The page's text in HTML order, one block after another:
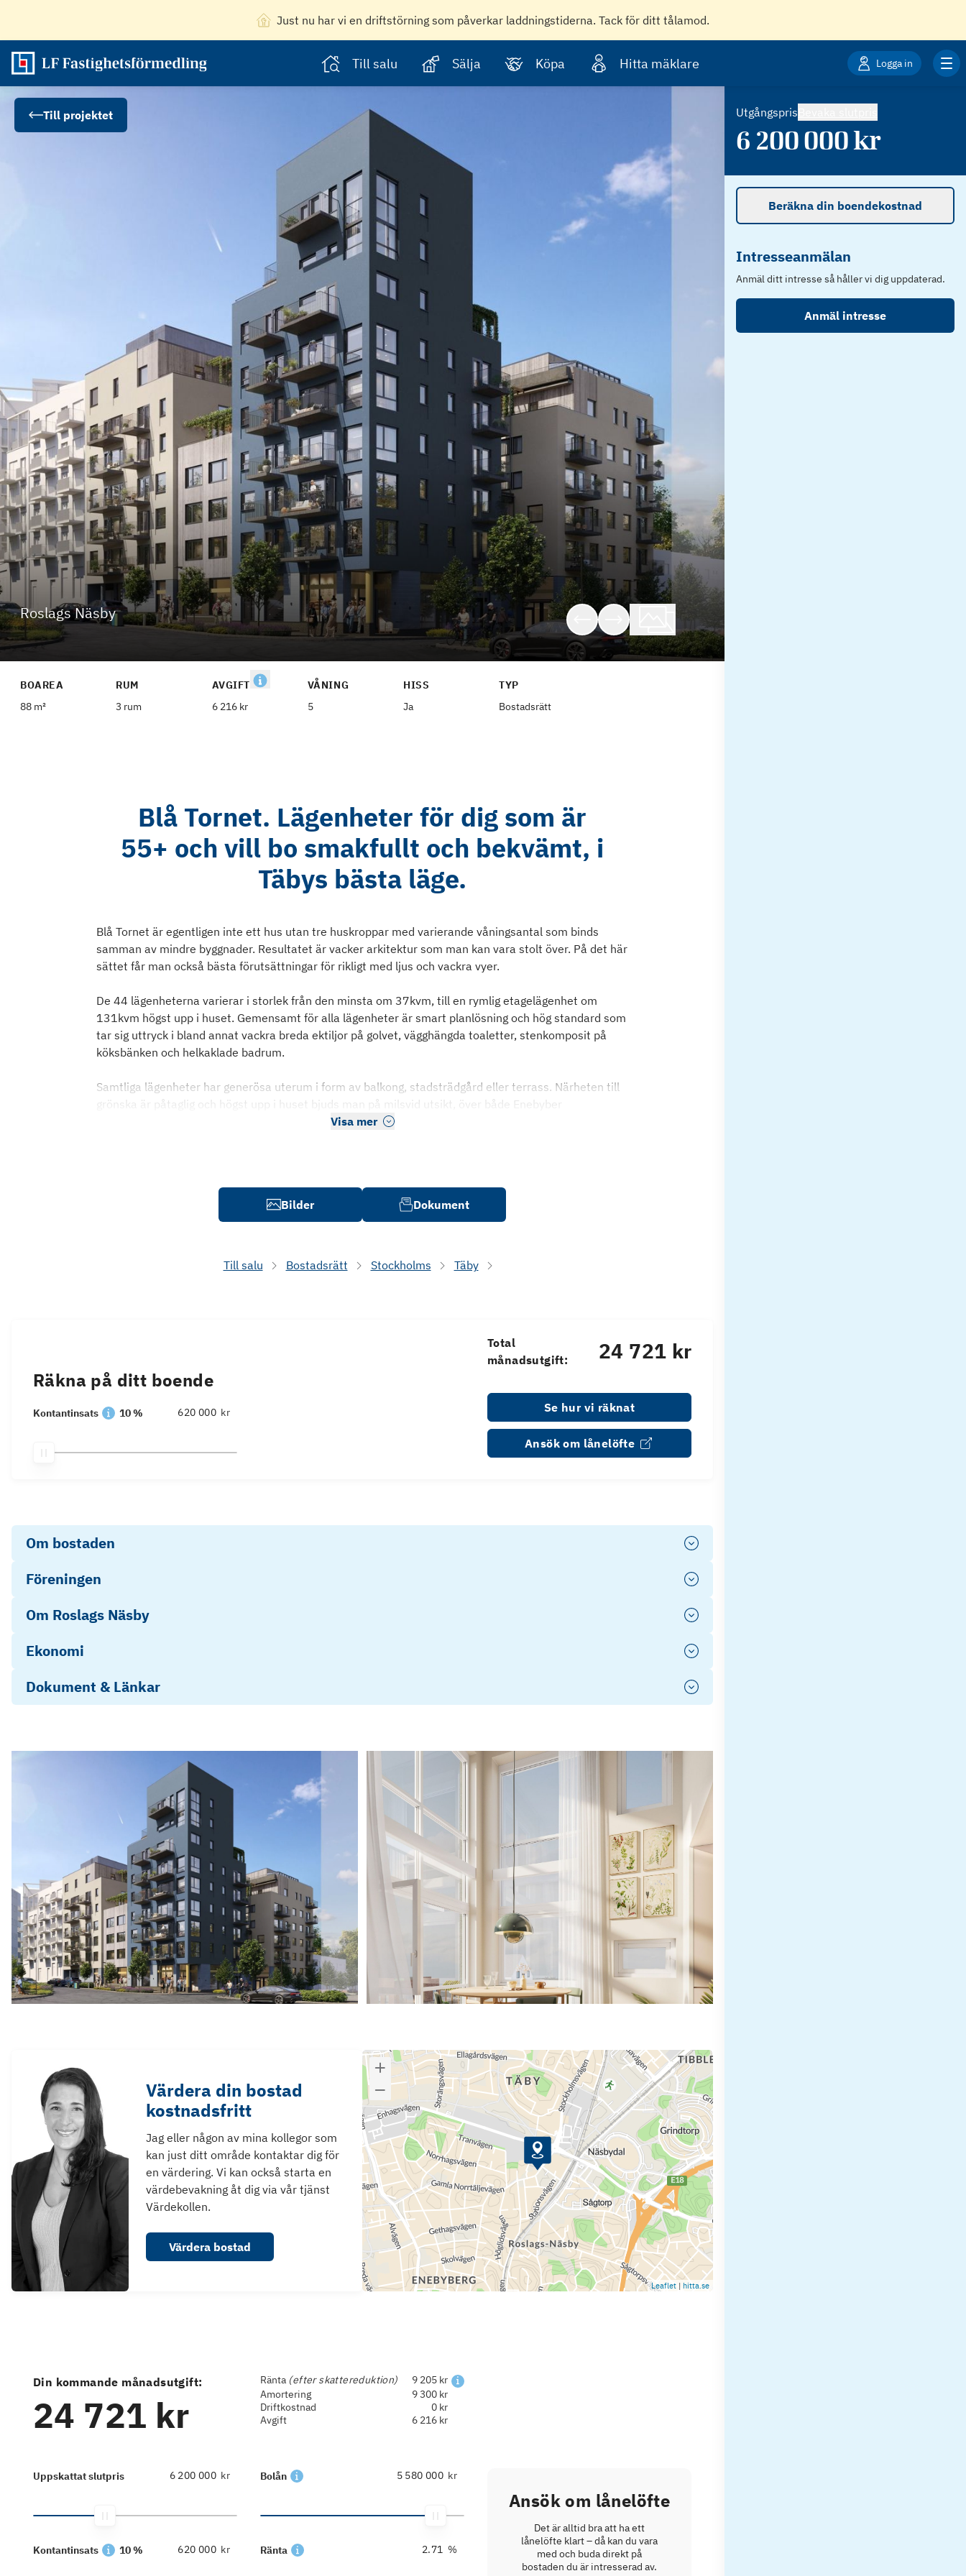
Just nu har vi en driftstörning som påverkar laddningstiderna. Tack för ditt tålamod.
Till salu Sälja Köpa Hitta mäklare Logga in
Utgångspris
6 200 000kr
Beräkna din boendekostnad
Intresseanmälan
Anmäl ditt intresse så håller vi dig uppdaterad.
Anmäl intresse
Till projektet
Roslags Näsby
BOAREA
88 m²
RUM
3 rum
AVGIFT
6 216 kr
VÅNING
5
HISS
Ja
TYP
Bostadsrätt
Blå Tornet. Lägenheter för dig som är
55+ och vill bo smakfullt och bekvämt, i
Täbys bästa läge.
Blå Tornet är egentligen inte ett hus utan tre huskroppar med varierande våningsantal som binds
samman av mindre byggnader. Resultatet är vacker arkitektur som man kan vara stolt över. På det här
sättet får man också bästa förutsättningar för rikligt med ljus och vackra vyer.
De 44 lägenheterna varierar i storlek från den minsta om 37kvm, till en rymlig etagelägenhet om
131kvm högst upp i huset. Gemensamt för alla lägenheter är smart planlösning och hög standard som
tar sig uttryck i bland annat vackra breda ektiljor på golvet, vägghängda toaletter, stenkomposit på
köksbänken och helkaklade badrum.
Samtliga lägenheter har generösa uterum i form av balkong, stadsträdgård eller terrass. Närheten till
grönska är påtaglig och högst upp i huset bjuds man på milsvid utsikt, över både Enebyber
Visa mer
Bilder Dokument
Till salu Bostadsrätt Stockholms Täby
Räkna på ditt boende
Kontantinsats 10 % kr
Total
månadsutgift:
24 721 kr
Se hur vi räknat
Ansök om lånelöfte
Om bostaden
Föreningen
Om Roslags Näsby
Ekonomi
Dokument & Länkar
Värdera din bostad
kostnadsfritt
Jag eller någon av mina kollegor som
kan just ditt område kontaktar dig för
en värdering. Vi kan också starta en
värdebevakning åt dig via vår tjänst
Värdekollen.
Värdera bostad
Leaflet | hitta.se
Din kommande månadsutgift:
24 721 kr
Ränta (efter skattereduktion)
9 205 kr
Amortering
9 300 kr
Driftkostnad
0 kr
Avgift
6 216 kr
Uppskattat slutpris kr
Kontantinsats 10 % kr
Bolån kr
Ränta %
Ansök om lånelöfte
Det är alltid bra att ha ett
lånelöfte klart – då kan du vara
med och buda direkt på
bostaden du är intresserad av.